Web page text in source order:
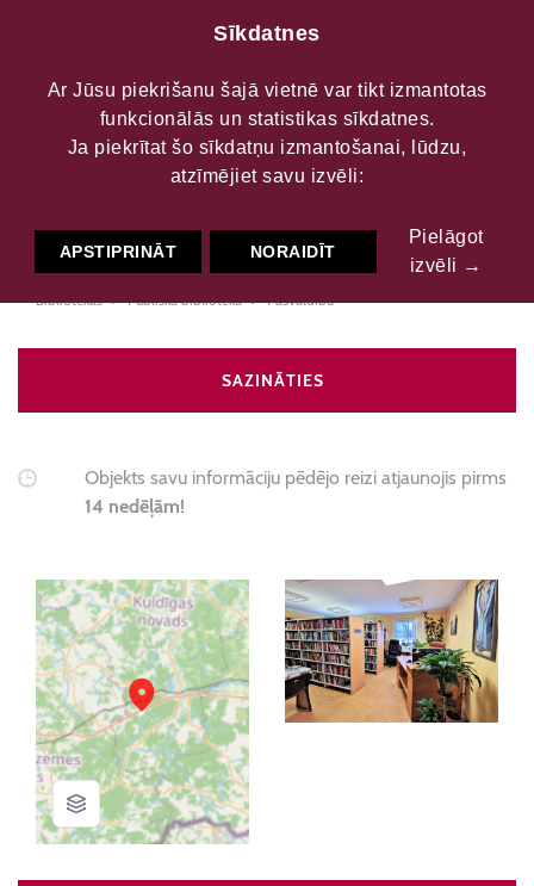
Rudbāržu pagasta
bibliotēka
Bibliotēkas Publiskā bibliotēka Pašvaldību
SAZINĀTIES
Objekts savu informāciju pēdējo reizi atjaunojis pirms
14 nedēļām!
Sīkdatnes
Ar Jūsu piekrišanu šajā vietnē var tikt izmantotas
funkcionālās un statistikas sīkdatnes.
Ja piekrītat šo sīkdatņu izmantošanai, lūdzu,
atzīmējiet savu izvēli:
APSTIPRINĀT NORAIDĪT
Pielāgot
izvēli →